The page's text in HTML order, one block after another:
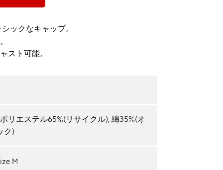
ックなキャップ。
スト可能。
リエステル65%(リサイクル), 綿35%(オ
ク)
M